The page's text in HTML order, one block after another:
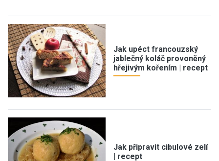
Jak upéct francouzský
jablečný koláč provoněný
hřejivým kořením | recept
Jak připravit cibulové zelí
| recept